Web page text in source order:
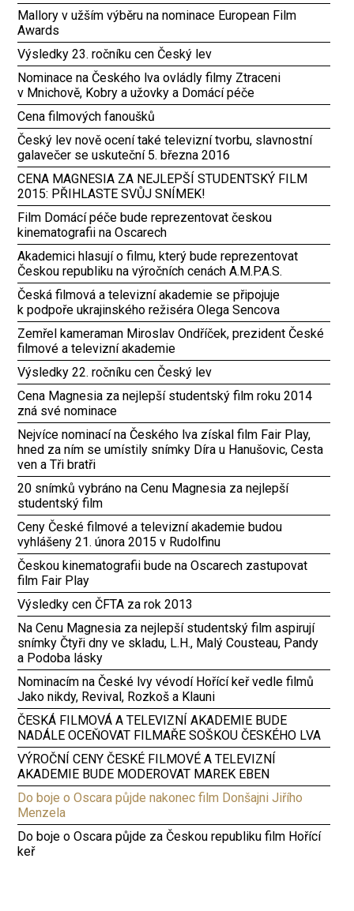
Mallory v užším výběru na nominace European Film
Awards
Výsledky 23. ročníku cen Český lev
Nominace na Českého lva ovládly filmy Ztraceni
v Mnichově, Kobry a užovky a Domácí péče
Cena filmových fanoušků
Český lev nově ocení také televizní tvorbu, slavnostní
galavečer se uskuteční 5. března 2016
CENA MAGNESIA ZA NEJLEPŠÍ STUDENTSKÝ FILM
2015: PŘIHLASTE SVŮJ SNÍMEK!
Film Domácí péče bude reprezentovat českou
kinematografii na Oscarech
Akademici hlasují o filmu, který bude reprezentovat
Českou republiku na výročních cenách A.M.P.A.S.
Česká filmová a televizní akademie se připojuje
k podpoře ukrajinského režiséra Olega Sencova
Zemřel kameraman Miroslav Ondříček, prezident České
filmové a televizní akademie
Výsledky 22. ročníku cen Český lev
Cena Magnesia za nejlepší studentský film roku 2014
zná své nominace
Nejvíce nominací na Českého lva získal film Fair Play,
hned za ním se umístily snímky Díra u Hanušovic, Cesta
ven a Tři bratři
20 snímků vybráno na Cenu Magnesia za nejlepší
studentský film
Ceny České filmové a televizní akademie budou
vyhlášeny 21. února 2015 v Rudolfinu
Českou kinematografii bude na Oscarech zastupovat
film Fair Play
Výsledky cen ČFTA za rok 2013
Na Cenu Magnesia za nejlepší studentský film aspirují
snímky Čtyři dny ve skladu, L.H., Malý Cousteau, Pandy
a Podoba lásky
Nominacím na České lvy vévodí Hořící keř vedle filmů
Jako nikdy, Revival, Rozkoš a Klauni
ČESKÁ FILMOVÁ A TELEVIZNÍ AKADEMIE BUDE
NADÁLE OCEŇOVAT FILMAŘE SOŠKOU ČESKÉHO LVA
VÝROČNÍ CENY ČESKÉ FILMOVÉ A TELEVIZNÍ
AKADEMIE BUDE MODEROVAT MAREK EBEN
Do boje o Oscara půjde nakonec film Donšajni Jiřího
Menzela
Do boje o Oscara půjde za Českou republiku film Hořící
keř